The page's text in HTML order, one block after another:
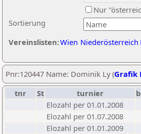
Sortierung
Nur
Vereinslisten:Wien Niederösterreich
Pnr:120447 Name: Dominik Ly (Grafik
tnr
St turnier
Elozahl per 01.01.2008
Elozahl per 01.07.2008
Elozahl per 01.01.2009